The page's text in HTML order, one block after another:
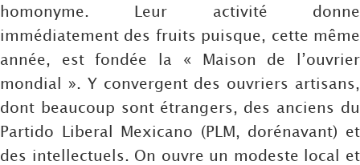
homonyme. Leur activité donne
immédiatement des fruits puisque, cette même
année, est fondée la « Maison de l’ouvrier
mondial ». Y convergent des ouvriers artisans,
dont beaucoup sont étrangers, des anciens du
Partido Liberal Mexicano (PLM, dorénavant) et
des intellectuels. On ouvre un modeste local et